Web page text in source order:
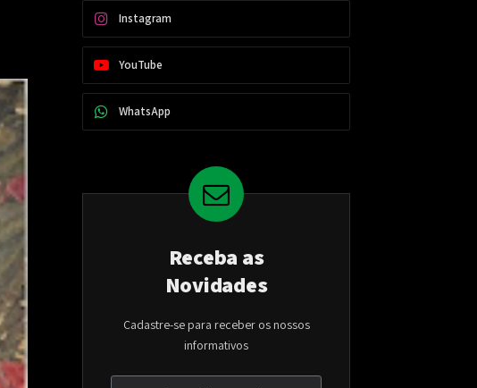
Instagram
YouTube
WhatsApp
Receba as
Novidades
Cadastre-se para receber os nossos
informativos